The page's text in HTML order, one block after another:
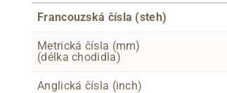
Francouzská čísla (steh)
Metrická čísla (mm)
(délka chodidla)
Anglická čísla (inch)